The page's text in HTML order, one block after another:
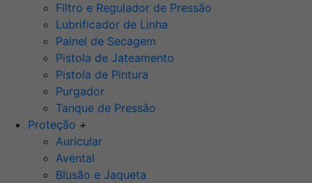
Filtro e Regulador de Pressão
Lubrificador de Linha
Painel de Secagem
Pistola de Jateamento
Pistola de Pintura
Purgador
Tanque de Pressão
Proteção +
Auricular
Avental
Blusão e Jaqueta